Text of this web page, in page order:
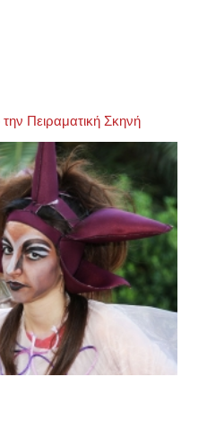
Πειραματική Σκηνή